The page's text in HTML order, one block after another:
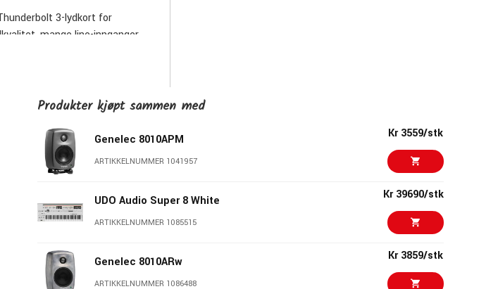
3-lydkort for
mange line-innganger
klassiske emuleringer
mikrofoninnganger. 16x22
og hybridstudio.
for store mikser,
Produkter kjøpt sammen med
Genelec 8010APM
ARTIKKELNUMMER 1041957
Kr 3559/stk
UDO Audio Super 8 White
ARTIKKELNUMMER 1085515
Kr 39690/stk
Genelec 8010ARw
ARTIKKELNUMMER 1086488
Kr 3859/stk